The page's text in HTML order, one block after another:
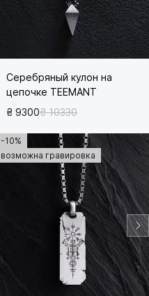
Серебряный кулон на
цепочке TEEMANT
₴ 9300₴ 10330
-10%
возможна гравировка